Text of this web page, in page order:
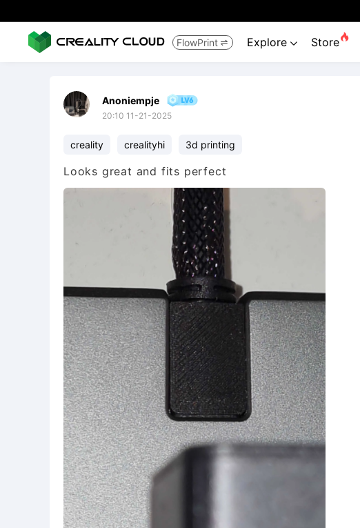
FlowPrint  Explore  Store
Anoniempje
20:10 11-21-2025
creality crealityhi 3d printing
Looks great and fits perfect